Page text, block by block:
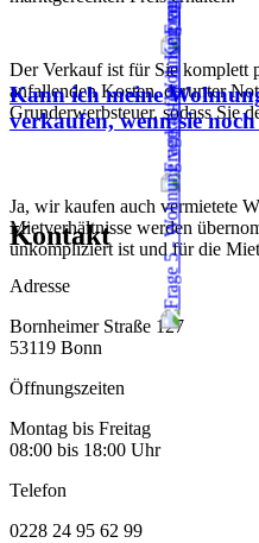
Der Verkauf ist für Sie komplett
anfallenden Kosten, darunter
Grunderwerbsteuer, sodass Sie
Kann ich meine
verkaufen, wenn sie
Ja, wir kaufen auch vermietete
Mietverhältnisse werden
unkompliziert ist und für die
Kontakt
Adresse
Bornheimer Straße 127
53119 Bonn
Öffnungszeiten
Montag bis Freitag
08:00 bis 18:00 Uhr
Telefon
0228 24 95 62 99